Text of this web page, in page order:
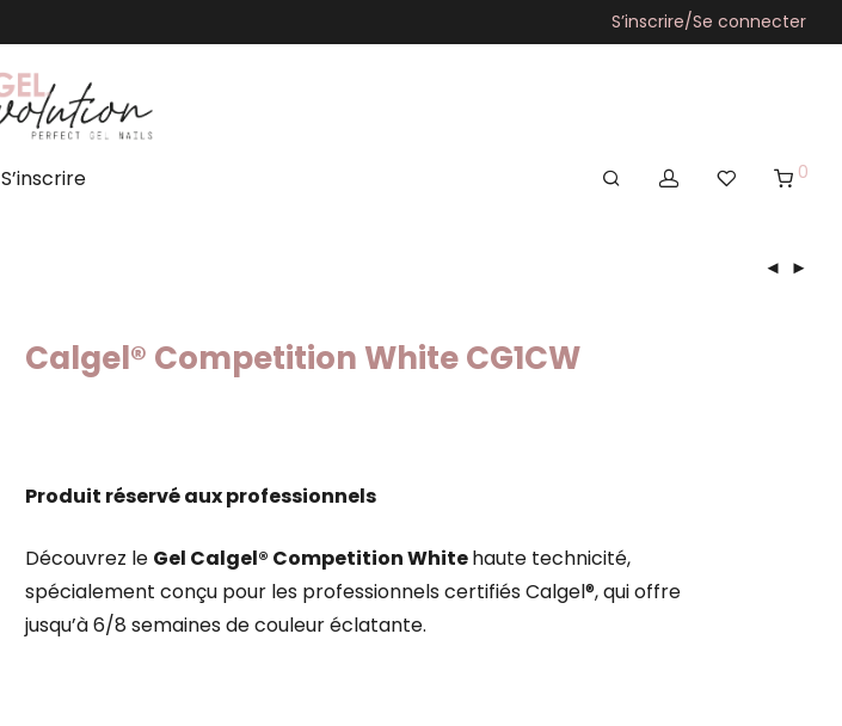
S’inscrire/Se connecter
S’inscrire 0
Calgel® Competition White CG1CW
Produit réservé aux professionnels
Découvrez le Gel Calgel® Competition Whitehaute technicité,
spécialement conçu pour les professionnels certifiés Calgel®, qui offre
jusqu’à 6/8 semaines de couleur éclatante.